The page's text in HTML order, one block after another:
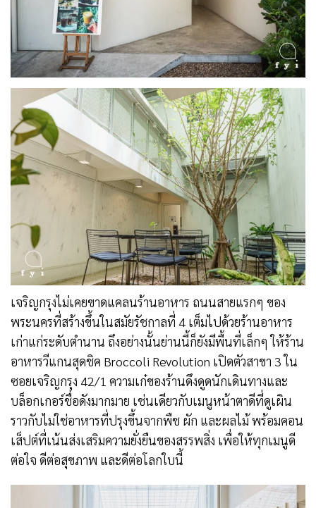
เจริญกรุงไม่เคยขาดแคลนร้านอาหาร ถนนสายแรกๆ ของ
พระนครที่สร้างขึ้นในสมัยรัชกาลที่ 4 เต็มไปด้วยร้านอาหาร
เก่าแก่ระดับตำนาน ถึงอย่างนั้นย่านนี้ก็ยังมีพื้นที่เล็กๆ ให้ร้าน
อาหารวีแกนสุดชิค Broccoli Revolution เปิดตัวสาขา 3 ใน
ซอยเจริญกรุง 42/1 ความเก๋ของร้านดึงดูดนักเดินทางและ
บล็อกเกอร์ชื่อดังมากมาย เช่นเดียวกับเมนูหน้าตาดีที่ดูเผิน
ราวกับไม่ใช่อาหารที่ปรุงขึ้นจากพืช ผัก และผลไม้ พร้อมคอน
เส็ปต์ที่เน้นส่งเสริมความยั่งยืนของสรรพสิ่ง เพื่อให้ทุกเมนูดี
ต่อใจ ดีต่อสุขภาพ และดีต่อโลกใบนี้